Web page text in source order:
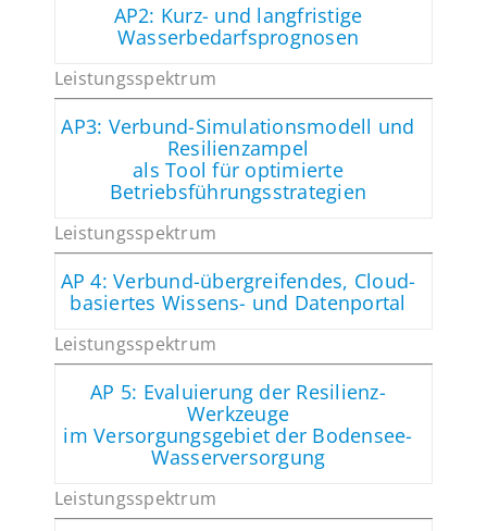
AP2: Kurz- und langfristige
Wasserbedarfsprognosen
AP3: Verbund-Simulationsmodell und
Resilienzampel
als Tool für optimierte
Betriebsführungsstrategien
AP 4: Verbund-übergreifendes, Cloud-
basiertes Wissens- und Datenportal
AP 5: Evaluierung der Resilienz-
Werkzeuge
im Versorgungsgebiet der Bodensee-
Wasserversorgung